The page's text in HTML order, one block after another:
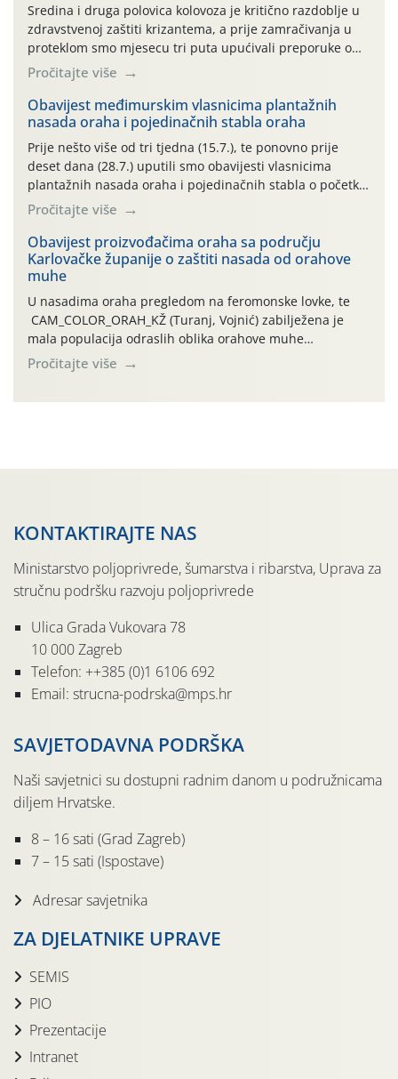
Sredina i druga polovica kolovoza je kritično razdoblje u
zdravstvenoj zaštiti krizantema, a prije zamračivanja u
proteklom smo mjesecu tri puta upućivali preporuke o
preventivnim mjerama zaštite krizantema od najčešćih
uzročnika bolesti, štetnika i fito-fagnih grinja (23.7., 14.7.,
06.7.)! Na početku ovog mjeseca je zabilježeno je
povijesno i ekstremno vruće meteorološko razdoblje, uz
najviše temperature […]
Pročitajte više
Obavijest međimurskim vlasnicima plantažnih
nasada oraha i pojedinačnih stabla oraha
Prije nešto više od tri tjedna (15.7.), te ponovno prije
deset dana (28.7.) uputili smo obavijesti vlasnicima
plantažnih nasada oraha i pojedinačnih stabla o početku
leta i ovogodišnjoj potrebi usmjerenog suzbijanja
orahove muhe (Rhagoletis completa)! Već dvanaest dana
traje drugi ovogodišnji “toplinski udar”, koji naročito
izražen zadnja šest dana (31.7.-05.8.), jer najviše
temperature zraka svakodnevno […]
Pročitajte više
Obavijest proizvođačima oraha sa području
Karlovačke županije o zaštiti nasada od orahove
muhe
U nasadima oraha pregledom na feromonske lovke, te
CAM_COLOR_ORAH_KŽ (Turanj, Vojnić) zabilježena je
mala populacija odraslih oblika orahove muhe
(Rhagoletis completa). Niska brojnost može se objasniti
činjenicom da je riječ o mladim nasadima s vrlo malim
Pročitajte više
KONTAKTIRAJTE NAS
Ministarstvo poljoprivrede, šumarstva i ribarstva, Uprava za
stručnu podršku razvoju poljoprivrede
Ulica Grada Vukovara 78
10 000 Zagreb
Telefon: ++385 (0)1 6106 692
Email: strucna-podrska@mps.hr
SAVJETODAVNA PODRŠKA
Naši savjetnici su dostupni radnim danom u podružnicama
diljem Hrvatske.
8 – 16 sati (Grad Zagreb)
7 – 15 sati (Ispostave)
Adresar savjetnika
ZA DJELATNIKE UPRAVE
SEMIS
PIO
Prezentacije
Intranet